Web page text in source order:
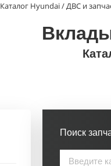
Каталог Hyundai / ДВС и
Поиск